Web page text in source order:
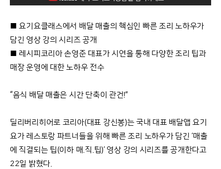
■ 요기요클래스에서 배달 매출의 핵심인 빠른 조리 노하우가
담긴 영상 강의 시리즈 공개
■ 레시피코리아 손영준 대표가 시연을 통해 다양한 조리 팁과
매장 운영에 대한 노하우 전수
“음식 배달 매출은 시간 단축이 관건!”
딜리버리히어로 코리아(대표 강신봉)는 국내 대표 배달앱 요기
요가 레스토랑 파트너들을 위해 빠른 조리 노하우가 담긴 ‘매출
에 직결되는 팁(이하 매.직.팁)’ 영상 강의 시리즈를 공개한다고
22일 밝혔다.